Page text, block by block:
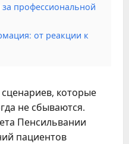
за профессиональной
от реакции к
которые
не сбываются.
Пенсильвании
пациентов